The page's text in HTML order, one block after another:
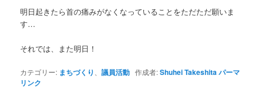
明日起きたら首の痛みがなくなっていることをただただ願いま
す…
それでは、また明日！
カテゴリー: まちづくり 、議員活動 作成者:Shuhei Takeshitaパーマ
リンク